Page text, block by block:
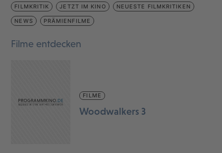
FILMKRITIK JETZT IM KINO NEUESTE FILMKRITIKEN
NEWS PRÄMIENFILME
Filme entdecken
FILME
Woodwalkers 3